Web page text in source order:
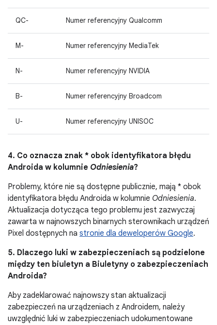
QC- Numer referencyjny Qualcomm
M- Numer referencyjny MediaTek
N- Numer referencyjny NVIDIA
B- Numer referencyjny Broadcom
U- Numer referencyjny UNISOC
4. Co oznacza znak * obok identyfikatora błędu
Androida w kolumnie Odniesienia?
Problemy, które nie są dostępne publicznie, mają * obok
identyfikatora błędu Androida w kolumnie Odniesienia.
Aktualizacja dotycząca tego problemu jest zazwyczaj
zawarta w najnowszych binarnych sterownikach urządzeń
Pixel dostępnych na stronie dla deweloperów Google.
5. Dlaczego luki w zabezpieczeniach są podzielone
między ten biuletyn a Biuletyny o zabezpieczeniach
Androida?
Aby zadeklarować najnowszy stan aktualizacji
zabezpieczeń na urządzeniach z Androidem, należy
uwzględnić luki w zabezpieczeniach udokumentowane